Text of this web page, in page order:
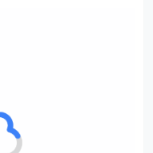
商城系统，APP后
售价一般在一百到
门虚拟产品，随便